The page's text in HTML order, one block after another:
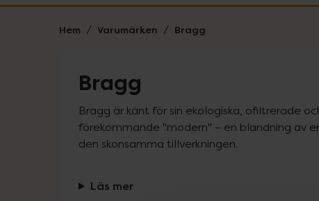
Hem Varumärken Bragg
Bragg
Bragg är känt för sin ekologiska, ofiltrerade
förekommande "modern" – en blandning av
den skonsamma tillverkningen.
Läs mer